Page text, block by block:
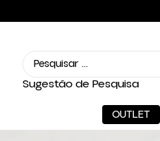
Sugestão de Pesquisa
OUTLET